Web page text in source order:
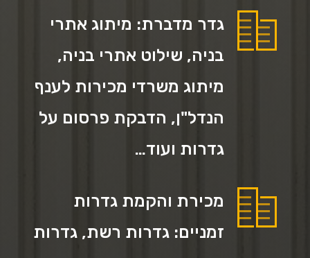
גדר מדברת: מיתוג אתרי
בניה, שילוט אתרי בניה,
מיתוג משרדי מכירות לענף
הנדל"ן, הדבקת פרסום על
גדרות ועוד…
מכירת והקמת גדרות
זמניים: גדרות רשת, גדרות